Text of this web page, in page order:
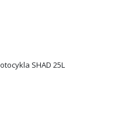
SHAD 25L
5